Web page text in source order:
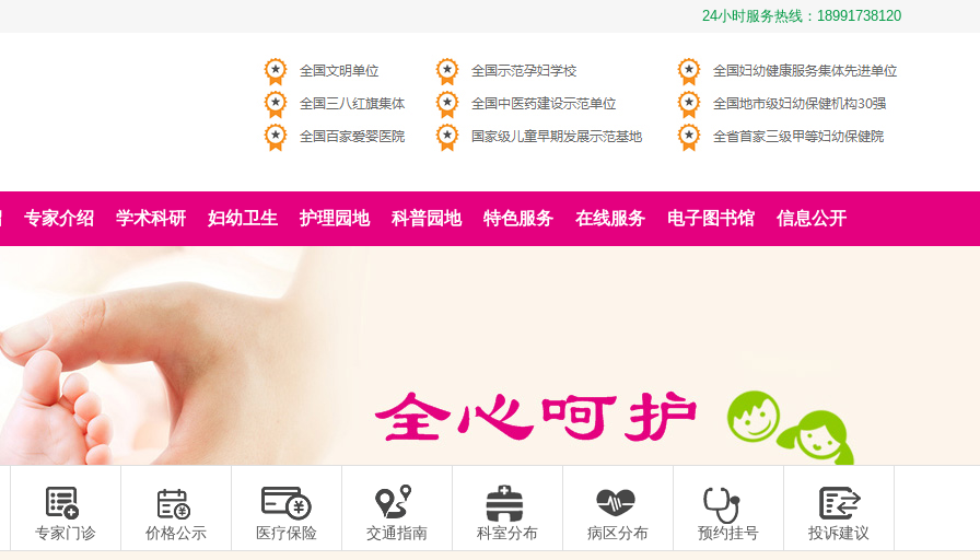
24小时服务热线：18991738120
专家介绍 学术科研 妇幼卫生 护理园地 科普园地 特色服务 在线服务 电子图书馆 信息公开
专家门诊 价格公示 医疗保险 交通指南 科室分布 病区分布 预约挂号 投诉建议